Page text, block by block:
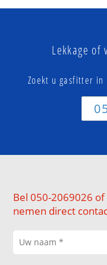
Lekkage of
Zoekt u gasfitter in
Bel 050-2069026
nemen direct